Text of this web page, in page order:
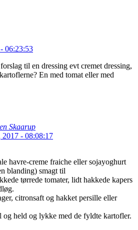
06:23:53
til en dressing evt cremet dressing,
En med tomat eller med
Skaarup
2017 - 08:08:17
havre-creme fraiche eller sojayoghurt
blanding) smagt til
tørrede tomater, lidt hakkede kapers
citronsaft og hakket persille eller
held og lykke med de fyldte kartofler.